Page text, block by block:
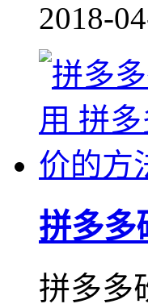
2018-
拼多多
拼多多